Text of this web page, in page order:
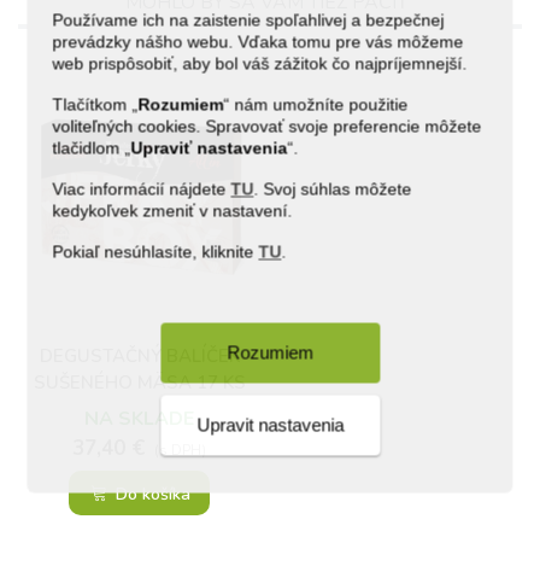
Používame ich na zaistenie spoľahlivej a bezpečnej
prevádzky nášho webu. Vďaka tomu pre vás môžeme
web prispôsobiť, aby bol váš zážitok čo najpríjemnejší.
Tlačítkom „Rozumiem“ nám umožníte použitie
voliteľných cookies. Spravovať svoje preferencie môžete
tlačidlom „Upraviť nastavenia“.
Viac informácií nájdete TU. Svoj súhlas môžete
kedykoľvek zmeniť v nastavení.
Pokiaľ nesúhlasíte, klikniteTU.
Rozumiem
Upravit nastavenia
DEGUSTAČNÝ BALÍČEK
SUŠENÉHO MÄSA 17 KS
(s DPH)
Do košíka